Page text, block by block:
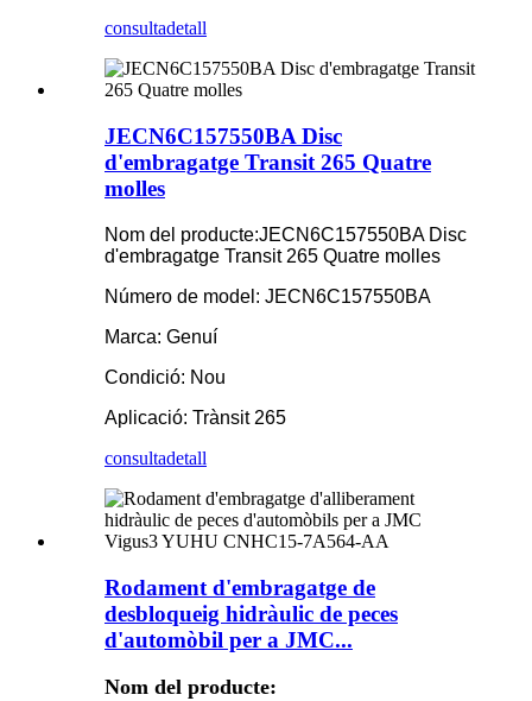
consultadetall
JECN6C157550BA Disc
d'embragatge Transit 265 Quatre
molles
Nom del producte:JECN6C157550BA Disc
d'embragatge Transit 265 Quatre molles
Número de model: JECN6C157550BA
Marca: Genuí
Condició: Nou
Aplicació: Trànsit 265
consultadetall
Rodament d'embragatge de
desbloqueig hidràulic de peces
d'automòbil per a JMC...
Nom del producte: